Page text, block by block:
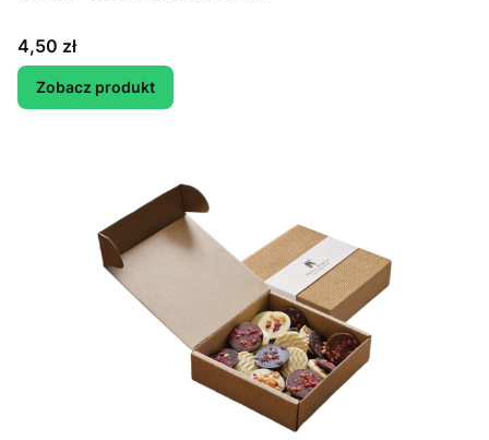
Cena
4,50 zł
Zobacz produkt